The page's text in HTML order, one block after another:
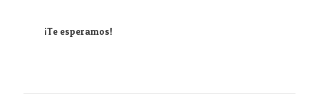
¡Te esperamos!